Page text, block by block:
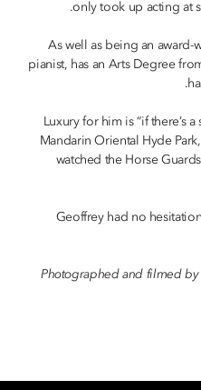
only took up acting at
As well as being an award-
pianist, has an Arts Degree
Luxury for him is “if there’s
Mandarin Oriental Hyde
watched the Horse
Geoffrey had no
Photographed and filmed